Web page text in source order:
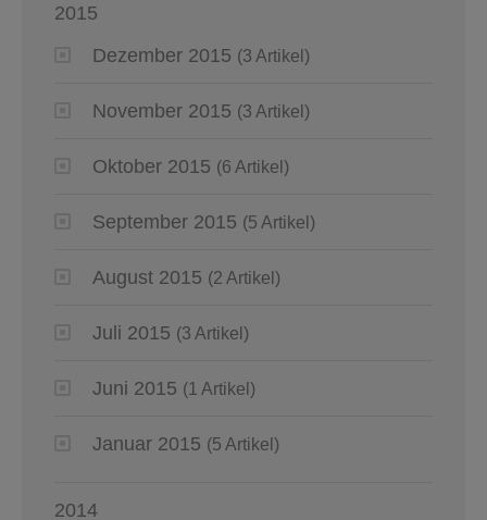
2015
Dezember 2015 (3 Artikel)
November 2015 (3 Artikel)
Oktober 2015 (6 Artikel)
September 2015 (5 Artikel)
August 2015 (2 Artikel)
Juli 2015 (3 Artikel)
Juni 2015 (1 Artikel)
Januar 2015 (5 Artikel)
2014